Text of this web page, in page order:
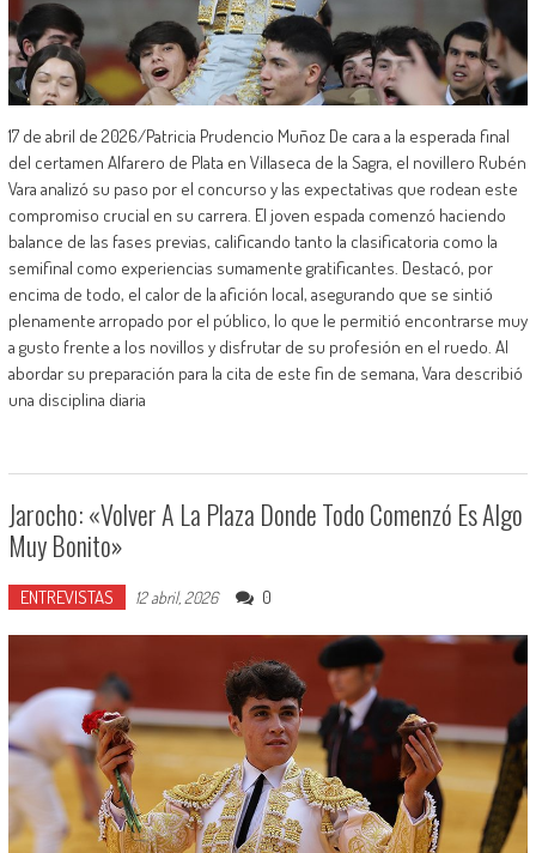
17 de abril de 2026/Patricia Prudencio Muñoz De cara a la esperada final
del certamen Alfarero de Plata en Villaseca de la Sagra, el novillero Rubén
Vara analizó su paso por el concurso y las expectativas que rodean este
compromiso crucial en su carrera. El joven espada comenzó haciendo
balance de las fases previas, calificando tanto la clasificatoria como la
semifinal como experiencias sumamente gratificantes. Destacó, por
encima de todo, el calor de la afición local, asegurando que se sintió
plenamente arropado por el público, lo que le permitió encontrarse muy
a gusto frente a los novillos y disfrutar de su profesión en el ruedo. Al
abordar su preparación para la cita de este fin de semana, Vara describió
una disciplina diaria
Jarocho: «Volver A La Plaza Donde Todo Comenzó Es Algo
Muy Bonito»
ENTREVISTAS 12 abril, 2026 0